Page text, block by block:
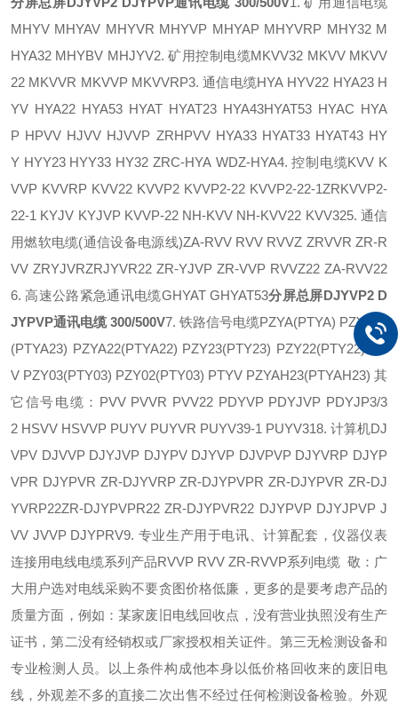
MHYV MHYAV MHYVR MHYVP MHYAP MHYVRP MHY32 M
HYA32 MHYBV MHJYV2. 矿用控制电缆MKVV32 MKVV MKVV
22 MKVVR MKVVP MKVVRP3. 通信电缆HYA HYV22 HYA23 H
YV HYA22 HYA53 HYAT HYAT23 HYA43HYAT53 HYAC HYA
P HPVV HJVV HJVVP ZRHPVV HYA33 HYAT33 HYAT43 HY
Y HYY23 HYY33 HY32 ZRC-HYA WDZ-HYA4. 控制电缆KVV K
VVP KVVRP KVV22 KVVP2 KVVP2-22 KVVP2-22-1ZRKVVP2-
22-1 KYJV KYJVP KVVP-22 NH-KVV NH-KVV22 KVV325. 通信
用燃软电缆(通信设备电源线)ZA-RVV RVV RVVZ ZRVVR ZR-R
VV ZRYJVRZRJYVR22 ZR-YJVP ZR-VVP RVVZ22 ZA-RVV22
6. 高速公路紧急通讯电缆GHYAT GHYAT53分屏总屏DJYVP2 D
JYPVP通讯电缆 300/500V7. 铁路信号电缆PZYA(PTYA) PZYA23
(PTYA23) PZYA22(PTYA22) PZY23(PTY23) PZY22(PTY22) PY
V PZY03(PTY03) PZY02(PTY03) PTYV PZYAH23(PTYAH23) 其
它信号电缆：PVV PVVR PVV22 PDYVP PDYJVP PDYJP3/3
2 HSVV HSVVP PUYV PUYVR PUYV39-1 PUYV318. 计算机DJ
VPV DJVVP DJYJVP DJYPV DJYVP DJVPVP DJYVRP DJYP
VPR DJYPVR ZR-DJYVRP ZR-DJYPVPR ZR-DJYPVR ZR-DJ
YVRP22ZR-DJYPVPR22 ZR-DJYPVR22 DJYPVP DJYJPVP J
VV JVVP DJYPRV9. 专业生产用于电讯、计算配套，仪器仪表
连接用电线电缆系列产品RVVP RVV ZR-RVVP系列电缆 敬：广
大用户选对电线采购不要贪图价格低廉，更多的是要考虑产品的
质量方面，例如：某家废旧电线回收点，没有营业执照没有生产
证书，第二没有经销权或厂家授权相关证件。第三无检测设备和
专业检测人员。以上条件构成他本身以低价格回收来的废旧电
线，外观差不多的直接二次出售不经过任何检测设备检验。外观